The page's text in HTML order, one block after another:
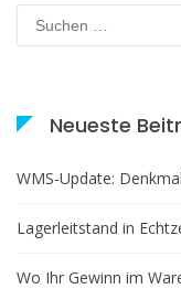
Suchen
nach:
Neueste
WMS-Update:
Lagerleitstand in
Wo Ihr Gewinn im